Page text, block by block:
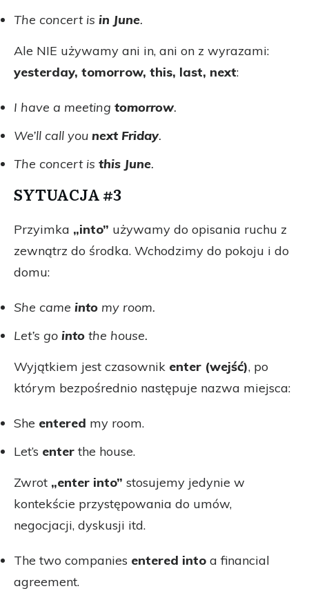
The concert is in June.
Ale NIE używamy ani in, ani on z wyrazami:
yesterday, tomorrow, this, last, next:
I have a meeting tomorrow.
We’ll call you next Friday.
The concert is this June.
SYTUACJA #3
Przyimka „into” używamy do opisania ruchu z
zewnątrz do środka. Wchodzimy do pokoju i do
domu:
She came into my room.
Let’s go into the house.
Wyjątkiem jest czasownik enter (wejść), po
którym bezpośrednio następuje nazwa miejsca:
She entered my room.
Let’s enter the house.
Zwrot „enter into” stosujemy jedynie w
kontekście przystępowania do umów,
negocjacji, dyskusji itd.
The two companies entered into a financial
agreement.